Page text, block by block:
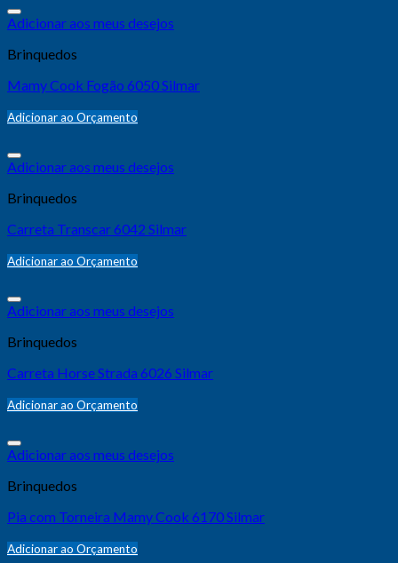
Adicionar aos meus desejos
Brinquedos
Mamy Cook Fogão 6050 Silmar
Adicionar ao Orçamento
Adicionar aos meus desejos
Brinquedos
Carreta Transcar 6042 Silmar
Adicionar ao Orçamento
Adicionar aos meus desejos
Brinquedos
Carreta Horse Strada 6026 Silmar
Adicionar ao Orçamento
Adicionar aos meus desejos
Brinquedos
Pia com Torneira Mamy Cook 6170 Silmar
Adicionar ao Orçamento